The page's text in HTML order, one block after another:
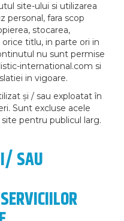
site-ului si utilizarea
personal, fara scop
stocarea,
titlu, in parte ori in
nu sunt permise
international.com si
in vigoare.
și / sau exploatat în
Sunt excluse acele
pentru publicul larg.
SAU